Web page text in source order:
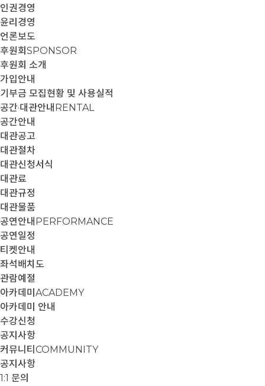
인권경영
윤리경영
언론보도
후원회 SPONSOR
후원회 소개
가입안내
기부금 모집현황 및 사용실적
공간·대관안내 RENTAL
공간안내
대관공고
대관절차
대관신청서식
대관료
대관규정
대관물품
공연안내 PERFORMANCE
공연일정
티켓안내
좌석배치도
관람예절
아카데미 ACADEMY
아카데미 안내
수강신청
공지사항
커뮤니티 COMMUNITY
공지사항
1:1 문의